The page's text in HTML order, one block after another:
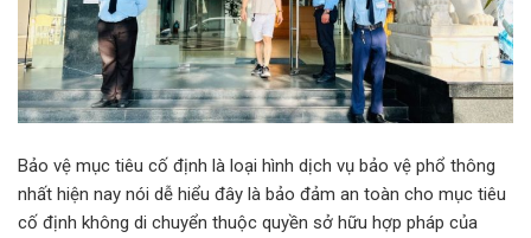
Bảo vệ mục tiêu cố định là loại hình dịch vụ bảo vệ phổ thông
nhất hiện nay nói dễ hiểu đây là bảo đảm an toàn cho mục tiêu
cố định không di chuyển thuộc quyền sở hữu hợp pháp của